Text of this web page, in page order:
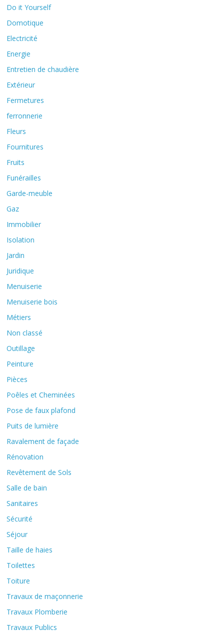
Do it Yourself
Domotique
Electricité
Energie
Entretien de chaudière
Extérieur
Fermetures
ferronnerie
Fleurs
Fournitures
Fruits
Funérailles
Garde-meuble
Gaz
Immobilier
Isolation
Jardin
Juridique
Menuiserie
Menuiserie bois
Métiers
Non classé
Outillage
Peinture
Pièces
Poêles et Cheminées
Pose de faux plafond
Puits de lumière
Ravalement de façade
Rénovation
Revêtement de Sols
Salle de bain
Sanitaires
Sécurité
Séjour
Taille de haies
Toilettes
Toiture
Travaux de maçonnerie
Travaux Plomberie
Travaux Publics